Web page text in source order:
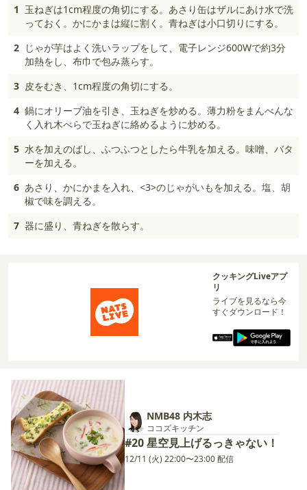
1 玉ねぎは1cm程度の角切にする。あさり缶はザルにあけ水で洗
っておく。かにかまは縦に割く。青ねぎは小口切りにする。
2 じゃが芋はよく洗いラップをして、電子レンジ600Wで約3分
加熱をし、布巾で包み蒸らす。
3 皮をむき、1cm程度の角切にする。
4 鍋にオリーブ油を引き、玉ねぎを炒める。薄力粉をまんべんな
く入れ木べらで玉ねぎに絡めるように炒める。
5 水を加えのばし、ふつふつとしたら牛乳を加える。味噌、バタ
ーを加える。
6 あさり、かにかまを入れ、<3>のじゃがいもを加える。塩、胡
椒で味を調える。
7 器に盛り、青ねぎを散らす。
クッキングLiveアプ
リ
ライブを見るなら今
すぐダウンロード！
NMB48 内木志
ココズキッチン
#20 星空見上げるっきゃない！
12/11 (火) 22:00〜23:00 配信